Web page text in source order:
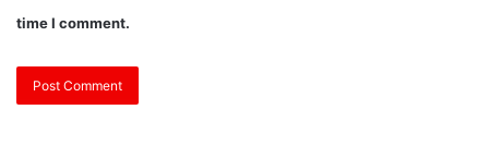
time I comment.